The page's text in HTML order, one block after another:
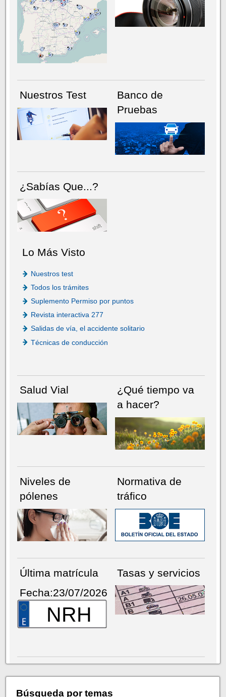
NÚMERO ACTUALHEMEROTECA
Nuestros Test
Banco de
Pruebas
¿Sabías Que...?
Lo Más Visto
Nuestros test
Todos los trámites
Suplemento Permiso por puntos
Revista interactiva 277
Salidas de vía, el accidente solitario
Técnicas de conducción
Salud Vial
¿Qué tiempo va
a hacer?
Niveles de
pólenes
Normativa de
tráfico
Última matrícula
Fecha:23/07/2026
NRH
Tasas y servicios
Búsqueda por temas